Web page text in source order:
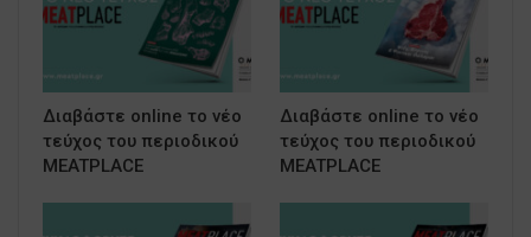
Διαβάστε online το νέο
τεύχος του περιοδικού
MEATPLACE
Διαβάστε online το νέο
τεύχος του περιοδικού
MEATPLACE